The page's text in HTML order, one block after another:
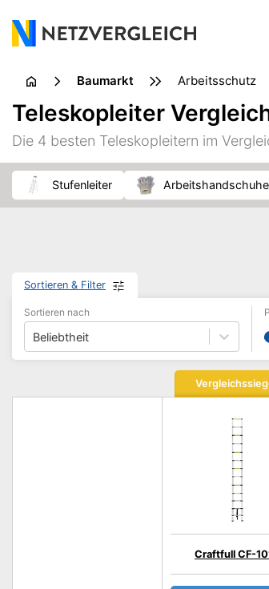
Baumarkt Arbeitsschutz
Farben &
Öfen & Kamine
Reinigungsgerät
Teleskopleiter
Die 4 besten Teleskopleitern im
Stufenleiter Arbeitshandschuhe
Sortieren & Filter
Sortieren nach
Beliebtheit
Craftfull CF-